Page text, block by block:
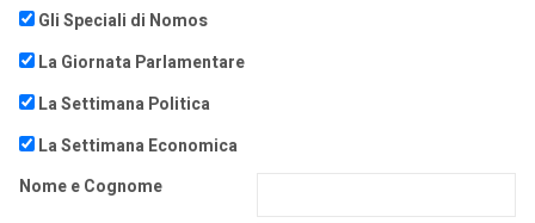
Gli Speciali di Nomos
La Giornata Parlamentare
La Settimana Politica
La Settimana Economica
Nome e Cognome